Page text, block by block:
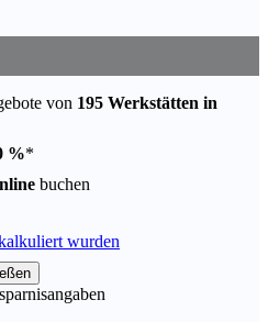
von 195 Werkstätten in
%*
buchen
wurden